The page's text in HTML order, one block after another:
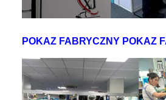
POKAZ FABRYCZNY POKAZ